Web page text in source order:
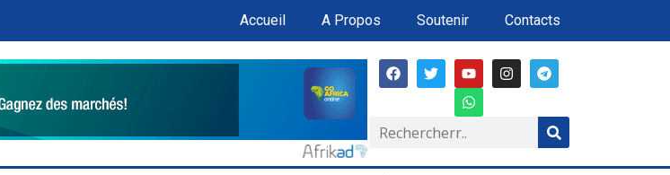
Accueil A Propos Soutenir Contacts